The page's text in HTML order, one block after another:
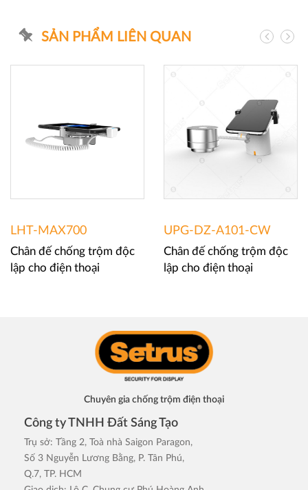
SẢN PHẨM LIÊN QUAN
LHT-MAX700
Chân đế chống trộm độc
lập cho điện thoại
UPG-DZ-A101-CW
Chân đế chống trộm độc
lập cho điện thoại
Chuyên gia chống trộm điện thoại
Công ty TNHH Đất Sáng Tạo
Trụ sở: Tầng 2, Toà nhà Saigon Paragon,
Số 3 Nguyễn Lương Bằng, P. Tân Phú,
Q.7, TP. HCM